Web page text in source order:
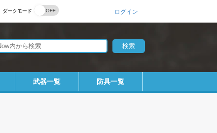
ダークモード ログイン
武器一覧 防具一覧